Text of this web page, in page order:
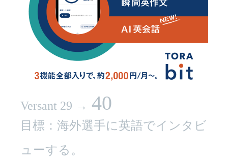
います。
プロキャディ 杉澤伸章さん
インタビュー
Versant 29 → 40
目標：海外選手に英語でインタビ
ューする。